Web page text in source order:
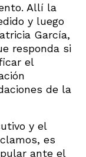
Allí la
y luego
García,
responda si
el
de la
y el
es
ante el